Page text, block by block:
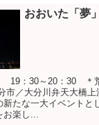
おおいた「夢
19：30～20：30 ＊
／大分川弁天大橋
新たな一大イベントと
お楽し...